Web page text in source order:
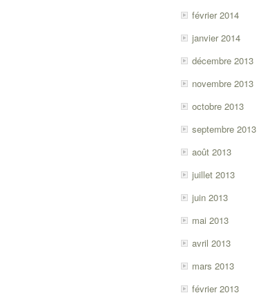
février 2014
janvier 2014
décembre 2013
novembre 2013
octobre 2013
septembre 2013
août 2013
juillet 2013
juin 2013
mai 2013
avril 2013
mars 2013
février 2013